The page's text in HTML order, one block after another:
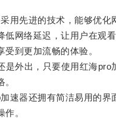
先进的技术，能够优化
低网络延迟，让用户在观
受到更加流畅的体验。
外出，只要使用红海pro
器还拥有简洁易用的界
。